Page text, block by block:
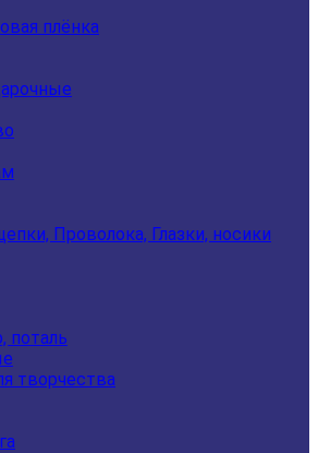
плёнка
Проволока, Глазки, носики
поталь
творчества